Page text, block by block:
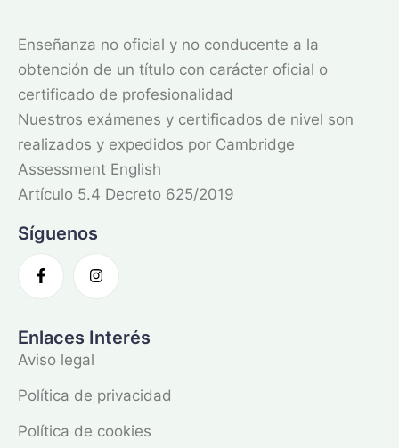
Enseñanza no oficial y no conducente a la
obtención de un título con carácter oficial o
certificado de profesionalidad
Nuestros exámenes y certificados de nivel son
realizados y expedidos por Cambridge
Assessment English
Artículo 5.4 Decreto 625/2019
Síguenos
Enlaces Interés
Aviso legal
Política de privacidad
Política de cookies